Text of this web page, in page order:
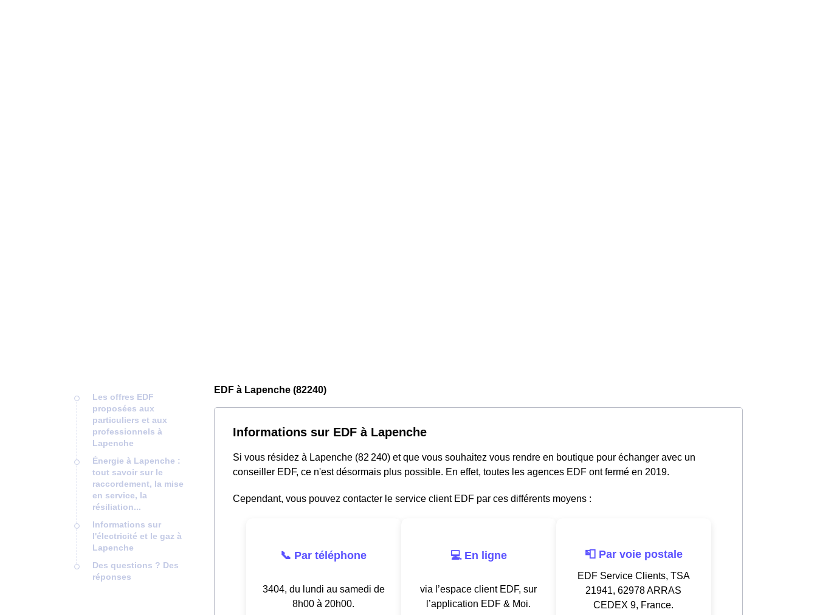
Les offres EDF
proposées aux
particuliers et aux
professionnels à
Lapenche
Énergie à Lapenche :
tout savoir sur le
raccordement, la mise
en service, la
résiliation...
Informations sur
l'électricité et le gaz à
Lapenche
Des questions ? Des
réponses
EDF à Lapenche (82240)
Informations sur EDF à Lapenche
Si vous résidez à Lapenche (82 240) et que vous souhaitez vous rendre en boutique pour échanger avec un
conseiller EDF, ce n'est désormais plus possible. En effet, toutes les agences EDF ont fermé en 2019.
Cependant, vous pouvez contacter le service client EDF par ces différents moyens :
📞 Par téléphone
3404, du lundi au samedi de
8h00 à 20h00.
💻 En ligne
via l’espace client EDF, sur
l’application EDF & Moi.
📮 Par voie postale
EDF Service Clients, TSA
21941, 62978 ARRAS
CEDEX 9, France.